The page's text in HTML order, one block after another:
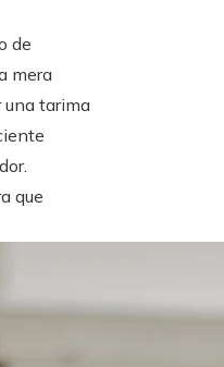
de
mera
una tarima
que